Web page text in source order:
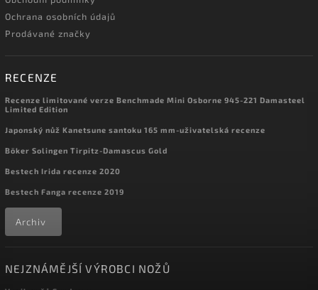
Ochrana osobních údajů
Prodávané značky
RECENZE
Recenze limitované verze Benchmade Mini Osborne 945-221 Damasteel
Limited Edition
Japonský nůž Kanetsune santoku 165 mm-uživatelská recenze
Böker Solingen Tirpitz-Damascus Gold
Bestech Irida recenze 2020
Bestech Fanga recenze 2019
Archiv
NEJZNÁMĚJŠÍ VÝROBCI NOŽŮ